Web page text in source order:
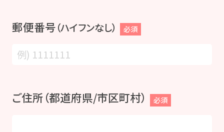
郵便番号（ハイフンなし） 必須
ご住所（都道府県/市区町村） 必須